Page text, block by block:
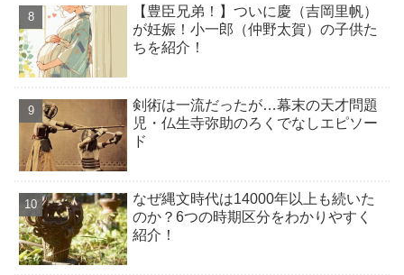
【豊臣兄弟！】ついに慶（吉岡里帆）
が妊娠！小一郎（仲野太賀）の子供た
ちを紹介！
剣術は一流だったが…幕末の天才問題
児・仏生寺弥助のろくでなしエピソー
ド
なぜ縄文時代は14000年以上も続いた
のか？6つの時期区分をわかりやすく
紹介！